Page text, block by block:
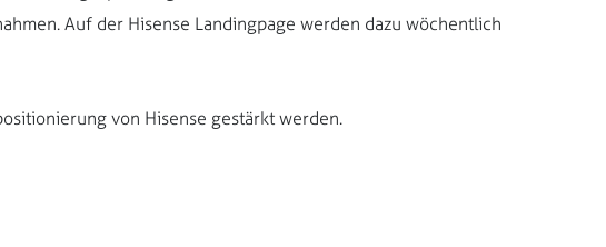
Auf der Hisense Landingpage werden dazu wöchentlich
von Hisense gestärkt werden.